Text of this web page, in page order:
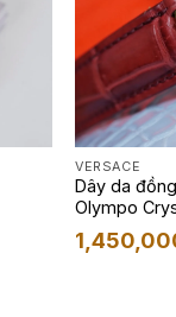
VERSACE
Dây da
Olympo
Màu Đỏ